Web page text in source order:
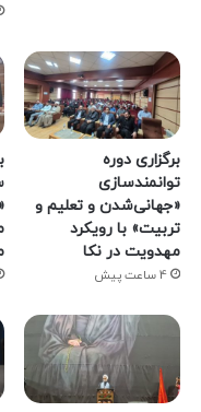
برگزاری دوره
توانمندسازی
«جهانی‌شدن و تعلیم و
تربیت» با رویکرد
مهدویت در نکا
4 ساعت پیش